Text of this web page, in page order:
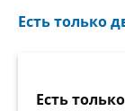
Есть только
Есть